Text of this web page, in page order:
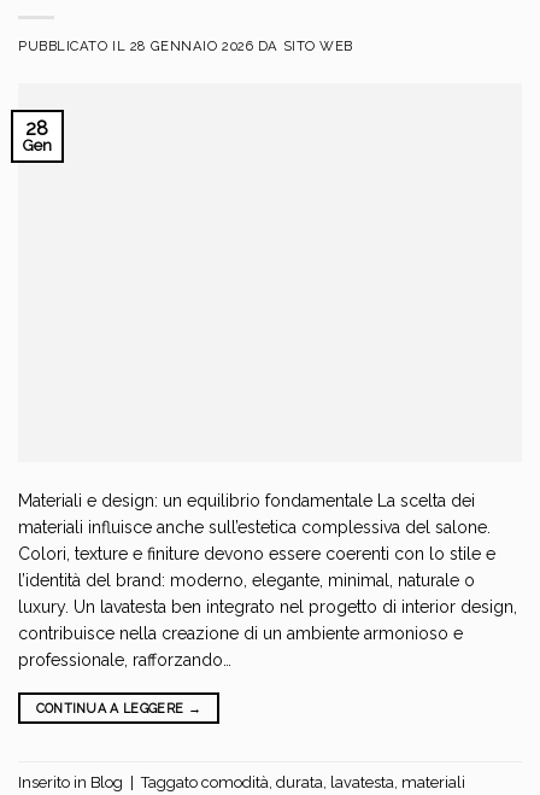
PUBBLICATO IL 28 GENNAIO 2026 DA SITO WEB
28
Gen
Materiali e design: un equilibrio fondamentale La scelta dei
materiali influisce anche sull’estetica complessiva del salone.
Colori, texture e finiture devono essere coerenti con lo stile e
l’identità del brand: moderno, elegante, minimal, naturale o
luxury. Un lavatesta ben integrato nel progetto di interior design,
contribuisce nella creazione di un ambiente armonioso e
professionale, rafforzando…
CONTINUA A LEGGERE →
Inserito in Blog | Taggato comodità durata lavatesta materiali